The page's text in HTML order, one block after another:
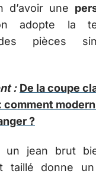
d’avoir une
adopte la
pièces
: De la coupe
comment
?
un jean brut
taillé donne